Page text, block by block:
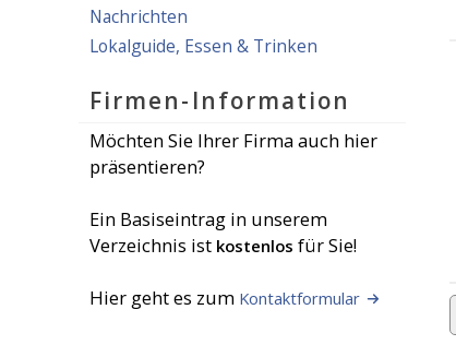
Nachrichten
Lokalguide, Essen & Trinken
Firmen-Information
Möchten Sie Ihrer Firma auch hier
präsentieren?
Ein Basiseintrag in unserem
Verzeichnis ist kostenlos für Sie!
Hier geht es zum Kontaktformular